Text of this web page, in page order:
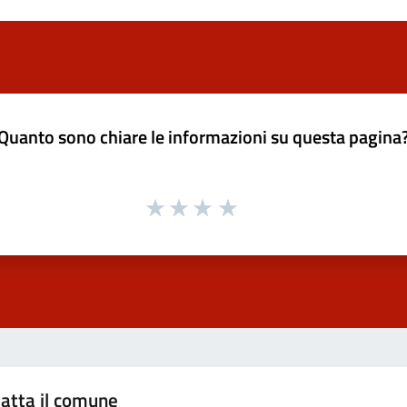
sono chiare le informazioni su questa
il comune